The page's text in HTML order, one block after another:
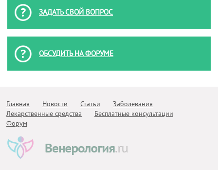
ЗАДАТЬ СВОЙ ВОПРОС
ОБСУДИТЬ НА ФОРУМЕ
Главная Новости Статьи
Заболевания
Лекарственные средства
Бесплатные консультации
Форум